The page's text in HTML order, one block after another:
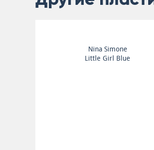
Nina Simone
Little Girl Blue